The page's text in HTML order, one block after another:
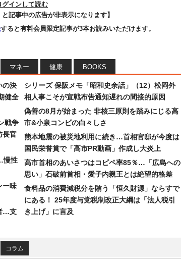
グインして読む
と記事中の広告が非表示になります】
すると有料会員限定記事が3本お読みいただけます。
マネー 健康 BOOKS
の決
健全
戦争
長官
慢性
ー味
…支
シリーズ 保阪メモ「昭和史余話」（12）松岡外
相人事こそが宣戦布告通知遅れの間接的原因
偽善の8月が始まった 非核三原則を踏みにじる高
市&小泉コンビの白々しさ
熊本地震の被災地利用に続き…首相官邸が今度は
国民栄誉賞で「高市PR動画」作成し大炎上
高市首相のあいさつはコピペ率85％…「広島への
思い」石破前首相・愛子内親王とは絶望的格差
食料品の消費減税分を賄う「恒久財源」ならすで
にある！ 25年度与党税制改正大綱は「法人税引
き上げ」に言及
コラム